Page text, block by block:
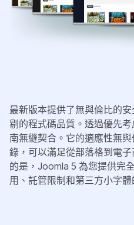
最新版本提供了無與倫比的
剔的程式碼品質。透過優先
南無縫契合。它的適應性無
錄，可以滿足從部落格到電
的是，Joomla 5 為您提供完
用、託管限制和第三方小字體